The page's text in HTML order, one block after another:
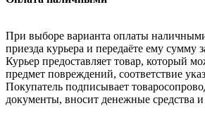
При выборе варианта оплаты
приезда курьера и передаёте ему сумму
Курьер предоставляет товар, который
предмет повреждений, соответствие
Покупатель подписывает
документы, вносит денежные средства и